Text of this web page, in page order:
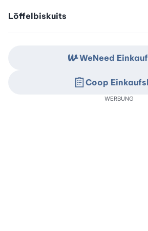
Löffelbiskuits
WeNeed
Coop
WERBUNG